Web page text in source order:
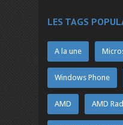
LES TAGS
A la une
Windows Phone
AMD AMD